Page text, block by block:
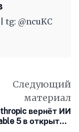
tg: @ncuKC
Следующий
материал
вернёт ИИ
5 в открытый